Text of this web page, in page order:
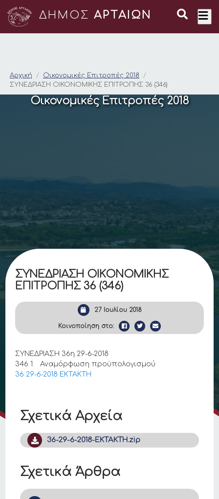
ΔΗΜΟΣ ΑΡΤΑΙΩΝ
ΣΥΝΕΔΡΙΑΣΗ
Αρχική
Οικονομικές Επιτροπές 2018
ΣΥΝΕΔΡΙΑΣΗ ΟΙΚΟΝΟΜΙΚΗΣ ΕΠΙΤΡΟΠΗΣ 36 (346)
Οικονομικές Επιτροπές 2018
Σχετικά Αρχεία
36-29-6-2018-ΕΚΤΑΚΤΗ.zip
Σχετικά Άρθρα
ΣΥΝΕΔΡΙΑΣΗ ΟΙΚΟΝΟΜΙΚΗΣ
ΕΠΙΤΡΟΠΗΣ 36 (346)
27 Ιουλίου 2018
Κοινοποίηση στο:
ΣΥΝΕΔΡΙΑΣΗ 36η 29-6-2018
346 1. Αναμόρφωση προϋπολογισμού
36 29-6-2018 ΕΚΤΑΚΤΗ